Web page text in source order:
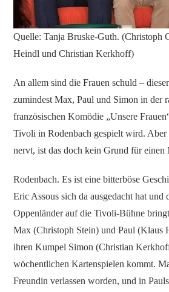
Quelle: Tanja Bruske-Guth. (Christoph
Heindl und Christian Kerkhoff)
An allem sind die Frauen schuld –
zumindest Max, Paul und Simon in der
französischen Komödie „Unsere
Tivoli in Rodenbach gespielt wird. Aber
nervt, ist das doch kein Grund für einen
Rodenbach. Es ist eine bitterböse
Eric Assous sich da ausgedacht hat und
Oppenländer auf die Tivoli-Bühne
Max (Christoph Stein) und Paul (Klaus
ihren Kumpel Simon (Christian
wöchentlichen Kartenspielen kommt.
Freundin verlassen worden, und in